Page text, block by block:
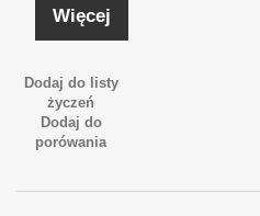
Więcej
Dodaj do listy
życzeń
Dodaj do
porówania